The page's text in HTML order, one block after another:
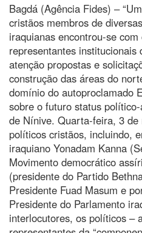
Bagdá (Agência Fides) –
cristãos membros de
iraquianas encontrou-se
representantes
atenção propostas e
construção das áreas do
domínio do autoproclamado
sobre o futuro status
de Nínive. Quarta-feira, 3
políticos cristãos, incluindo,
iraquiano Yonadam Kanna
Movimento democrático
(presidente do Partido
Presidente Fuad Masum e
Presidente do Parlamento
interlocutores, os políticos –